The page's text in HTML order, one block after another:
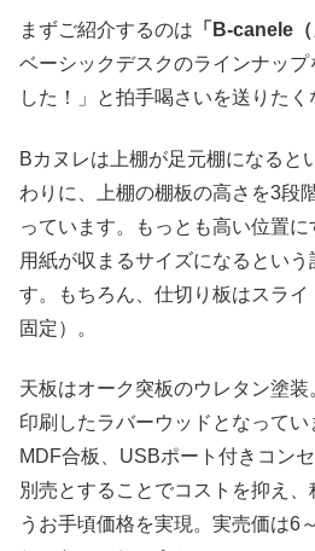
まずご紹介するのは 「B-canele（
ベーシックデスクのラインナップ
した！」と拍手喝さいを送りたく
Bカヌレは上棚が足元棚になると
わりに、上棚の棚板の高さを3段
っています。もっとも高い位置
用紙が収まるサイズになるとい
す。もちろん、仕切り板はスラ
固定）。
天板はオーク突板のウレタン塗装
印刷したラバーウッドとなって
MDF合板、USBポート付きコン
別売とすることでコストを抑え
うお手頃価格を実現。実売価は6